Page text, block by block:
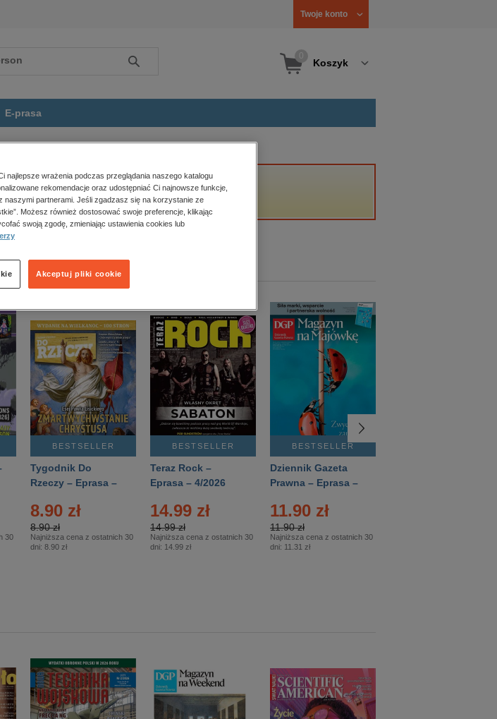
Twoje konto
Szukaj Koszyk
E-prasa
30
BESTSELLER
Tygodnik Do
Rzeczy – Eprasa –
8.90 zł
8.90 zł
Najniższa cena z ostatnich 30
dni: 8.90 zł
BESTSELLER
Teraz Rock –
Eprasa – 4/2026
14.99 zł
14.99 zł
Najniższa cena z ostatnich 30
dni: 14.99 zł
BESTSELLER
Dziennik Gazeta
Prawna – Eprasa –
11.90 zł
11.90 zł
Najniższa cena z ostatnich 30
dni: 11.31 zł
wrażenia podczas przeglądania naszego katalogu
rekomendacje oraz udostępniać Ci najnowsze funkcje,
naszymi partnerami. Jeśli zgadzasz się na korzystanie ze
Możesz również dostosować swoje preferencje, klikając
swoją zgodę, zmieniając ustawienia cookies lub
Akceptuj pliki cookie